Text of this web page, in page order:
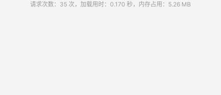
请求次数：35 次，加载用时：0.170 秒，内存占用：5.26 MB